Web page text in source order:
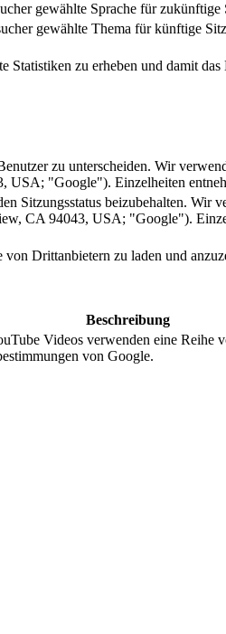
gewählte Sprache für
gewählte Thema für künftige
Statistiken zu erheben und damit
zu unterscheiden. Wir
USA; "Google"). Einzelheiten
Sitzungsstatus beizubehalten. Wir
CA 94043, USA; "Google").
von Drittanbietern zu laden und
Beschreibung
Videos verwenden eine Reihe
von Google.